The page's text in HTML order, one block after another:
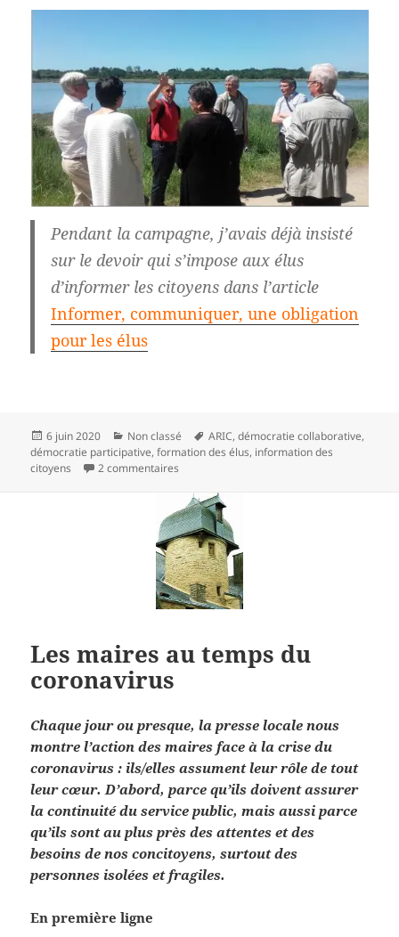
Pendant la campagne, j’avais déjà insisté
sur le devoir qui s’impose aux élus
d’informer les citoyens dans l’article
Informer, communiquer, une obligation
pour les élus
Publié
le
6 juin 2020 Catégories
Non classé
Mots-
clés
ARIC,démocratie collaborative,
démocratie participative,formation des élus, information des
citoyens
2 commentaires
Les maires au temps du
coronavirus
Chaque jour ou presque, la presse locale nous
montre l’action des maires face à la crise du
coronavirus : ils/elles assument leur rôle de tout
leur cœur. D’abord, parce qu’ils doivent assurer
la continuité du service public, mais aussi parce
qu’ils sont au plus près des attentes et des
besoins de nos concitoyens, surtout des
personnes isolées et fragiles.
En première ligne